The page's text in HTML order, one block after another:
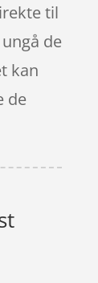
til
de
kan
de